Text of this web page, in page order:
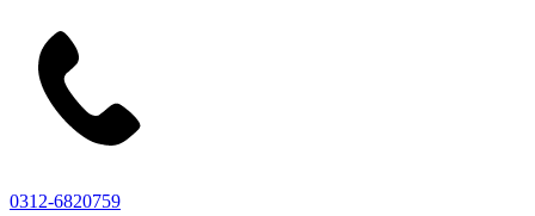
0312-6820759